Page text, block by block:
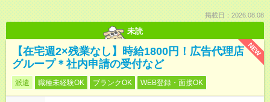
掲載日：2026.08.08
未読
NEW
【在宅週2×残業なし】時給1800円！広告代理店
グループ＊社内申請の受付など
派遣 職種未経験OK ブランクOK WEB登録・面接OK